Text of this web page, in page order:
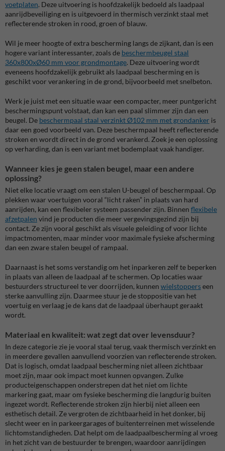
voetplaten. Deze uitvoering is hoofdzakelijk bedoeld als laadpaal
aanrijdbeveiliging en is uitgevoerd in thermisch verzinkt staal met
reflecterende stroken in rood, groen of blauw.
Wil je meer hoogte of extra bescherming langs de zijkant, dan is een
hogere variant interessanter, zoals de beschermbeugel staal
360x800xØ60 mm voor grondmontage. Deze uitvoering wordt
eveneens hoofdzakelijk gebruikt als laadpaal bescherming en is
geschikt voor verankering in de grond, bijvoorbeeld met snelbeton.
Werk je juist met een situatie waar een compacter, meer puntgericht
beschermingspunt volstaat, dan kan een paal slimmer zijn dan een
beugel. De beschermpaal staal verzinkt Ø102 mm met grondanker is
daar een goed voorbeeld van. Deze beschermpaal heeft reflecterende
stroken en wordt direct in de grond verankerd. Zoek je een oplossing
op verharding, dan is een variant met bodemplaat vaak handiger.
Wanneer kies je geen stalen beugel, maar een andere
oplossing?
Niet elke locatie vraagt om een stalen U-beugel of beschermpaal. Op
plekken waar voertuigen vooral “licht raken” in plaats van hard
aanrijden, kan een flexibeler systeem passender zijn. Binnen flexibele
afzetpalen vind je producten die meer vergevingsgezind zijn bij
contact. Ze zijn vooral geschikt als visuele geleiding of voor lichte
impactmomenten, maar minder voor maximale fysieke afscherming
dan een zware stalen beugel of rampaal.
Daarnaast is het soms verstandig om het inparkeren zelf te beperken
in plaats van alleen de laadpaal af te schermen. Op locaties waar
bestuurders structureel te ver doorrijden, kunnen wielstopperseen
sterke aanvulling zijn. Daarmee stuur je de stoppositie van het
voertuig en verlaag je de kans dat de laadpaal überhaupt geraakt
wordt.
Materiaal en kwaliteit: wat zegt dat over levensduur?
In deze categorie zie je vooral staal terug, vaak thermisch verzinkt en
in meerdere gevallen aanvullend voorzien van reflecterende stroken.
Dat is logisch, omdat laadpaal bescherming niet alleen zichtbaar
moet zijn, maar ook impact moet kunnen opvangen. Zulke
producteigenschappen onderstrepen dat het niet om lichte
markering gaat, maar om fysieke bescherming die langdurig buiten
ingezet wordt. Reflecterende stroken zijn hierbij niet alleen een
esthetisch detail. Ze vergroten de zichtbaarheid in het donker, bij
slecht weer en in parkeergarages of buitenterreinen met wisselende
lichtomstandigheden. Dat helpt om de laadpaalbescherming al vroeg
in het zicht van de bestuurder te brengen, waardoor aanrijdingen